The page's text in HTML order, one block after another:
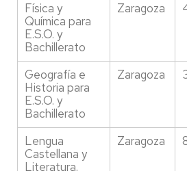
Física y
Química para
E.S.O. y
Bachillerato
Zaragoza
Geografía e
Historia para
E.S.O. y
Bachillerato
Zaragoza
Lengua
Castellana y
Literatura.
Zaragoza